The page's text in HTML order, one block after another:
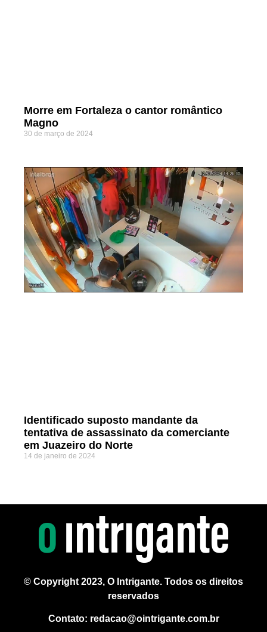
Morre em Fortaleza o cantor romântico
Magno
30 de março de 2024
Identificado suposto mandante da
tentativa de assassinato da comerciante
em Juazeiro do Norte
14 de janeiro de 2024
© Copyright 2023, O Intrigante. Todos os direitos
reservados
Contato: redacao@ointrigante.com.br